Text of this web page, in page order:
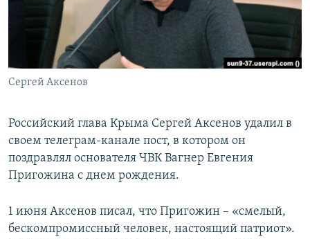
ПОБЕДИТЕЛЕЙ НЕ СУДЯТ?
КРЫМ.НЕПОКОРЕННЫЙ
УКРАИНСКАЯ ПРОБЛЕМА КРЫМА
ПРИСОЕДИНЯЙТЕСЬ!
Сергей Аксенов
Российский глава Крыма Сергей Аксенов удалил в
своем телеграм-канале пост, в котором он
поздравлял основателя ЧВК Вагнер Евгения
Пригожина с днем рождения.
1 июня Аксенов писал, что Пригожин – «смелый,
бескомпромиссный человек, настоящий патриот».